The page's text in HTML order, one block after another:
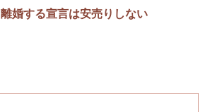
離婚する宣言は安売りしない￼